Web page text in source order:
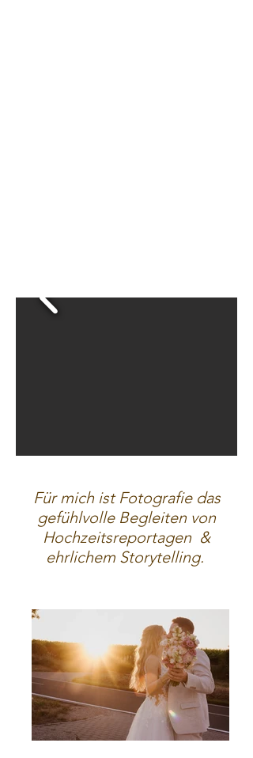
Für mich ist Fotografie das
gefühlvolle Begleiten von
Hochzeitsreportagen &
ehrlichem Storytelling.